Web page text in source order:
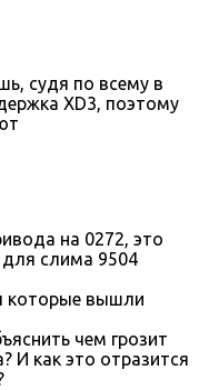
судя по всему в
XD3, поэтому
на 0272, это
слима 9504
которые вышли
чем грозит
И как это отразится